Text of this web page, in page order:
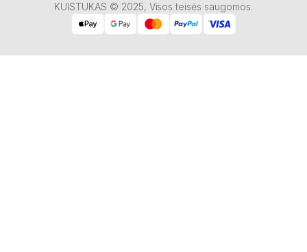
KUISTUKAS © 2025, Visos teisės saugomos.